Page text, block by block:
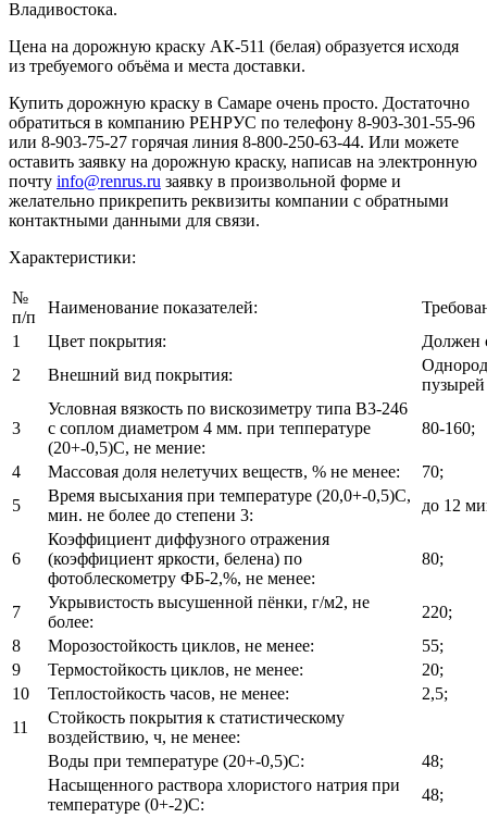
Владивостока.
Цена на дорожную краску АК-511 (белая) образуется исходя
из требуемого объёма и места доставки.
Купить дорожную краску в Самаре очень просто. Достаточно
обратиться в компанию РЕНРУС по телефону 8-903-301-55-96
или 8-903-75-27 горячая линия 8-800-250-63-44. Или можете
оставить заявку на дорожную краску, написав на электронную
почту info@renrus.ru заявку в произвольной форме и
желательно прикрепить реквизиты компании с обратными
контактными данными для связи.
Характеристики:
№
п/п
Наименование показателей:
1
Цвет покрытия:
Должен
2
Внешний вид покрытия:
3
Условная вязкость по вискозиметру типа В3-246
с соплом диаметром 4 мм. при теппературе
(20+-0,5)С, не мение:
80-160;
4 Массовая доля нелетучих веществ, % не менее:
70;
5
Время высыхания при температуре (20,0+-0,5)С,
мин. не более до степени 3:
до 12
6
Коэффициент диффузного отражения
(коэффициент яркости, белена) по
фотоблескометру ФБ-2,%, не менее:
80;
7
Укрывистость высушенной пёнки, г/м2, не
более:
220;
8
Морозостойкость циклов, не менее:
55;
9
Термостойкость циклов, не менее:
20;
10
Теплостойкость часов, не менее:
2,5;
11
Стойкость покрытия к статистическому
воздействию, ч, не менее:
Воды при температуре (20+-0,5)С:
48;
Насыщенного раствора хлористого натрия при
температуре (0+-2)С:
48;